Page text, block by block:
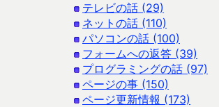
テレビの話 (29)
ネットの話 (110)
パソコンの話 (100)
フォームへの返答 (39)
プログラミングの話 (97)
ページの事 (150)
ページ更新情報 (173)